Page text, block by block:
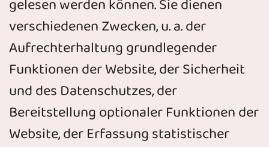
gelesen werden können. Sie dienen
verschiedenen Zwecken, u. a. der
Aufrechterhaltung grundlegender
Funktionen der Website, der Sicherheit
und des Datenschutzes, der
Bereitstellung optionaler Funktionen der
Website, der Erfassung statistischer